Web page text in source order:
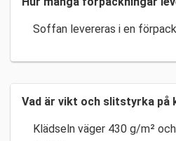
Soffan levereras i en
Vad är vikt och slitstyrka på
Klädseln väger 430 g/m²